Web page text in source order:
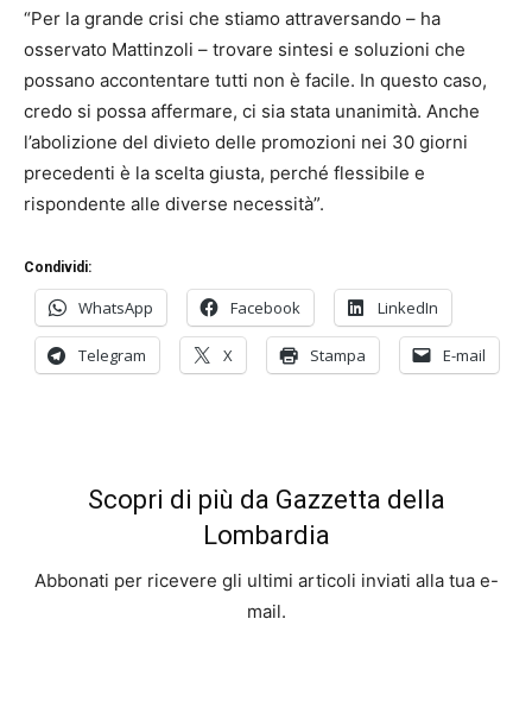
“Per la grande crisi che stiamo attraversando – ha
osservato Mattinzoli – trovare sintesi e soluzioni che
possano accontentare tutti non è facile. In questo caso,
credo si possa affermare, ci sia stata unanimità. Anche
l’abolizione del divieto delle promozioni nei 30 giorni
precedenti è la scelta giusta, perché flessibile e
rispondente alle diverse necessità”.
Condividi:
WhatsApp Facebook LinkedIn
Telegram X Stampa E-mail
Scopri di più da Gazzetta della
Lombardia
Abbonati per ricevere gli ultimi articoli inviati alla tua e-
mail.